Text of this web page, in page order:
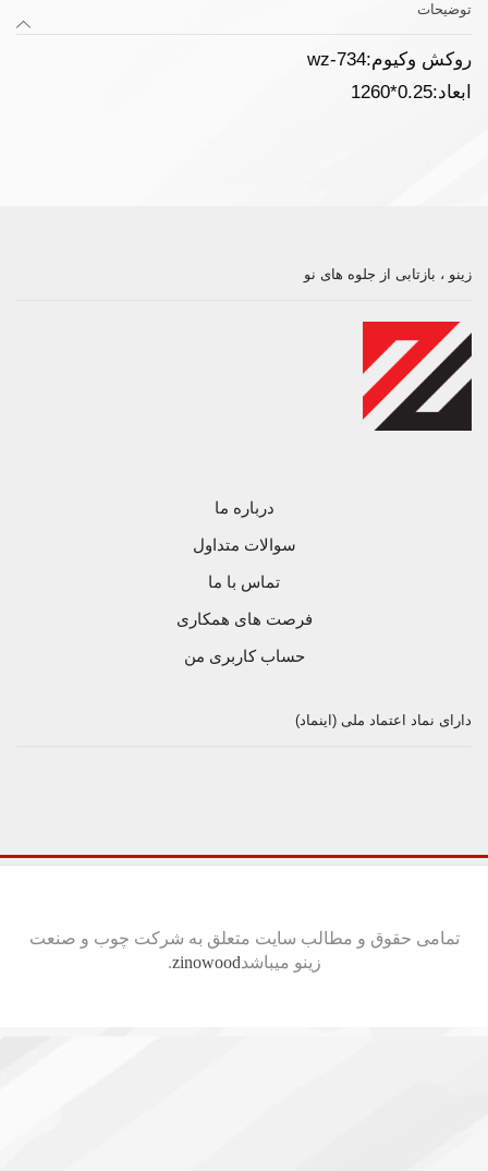
توضیحات
روکش وکیوم:wz-734
ابعاد:0.25*1260
زینو ، بازتابی از جلوه های نو
درباره ما
سوالات متداول
تماس با ما
فرصت های همکاری
حساب کاربری من
دارای نماد اعتماد ملی (اینماد)
تمامی حقوق و مطالب سایت متعلق به شرکت چوب و صنعت
زینو میباشدzinowood
.